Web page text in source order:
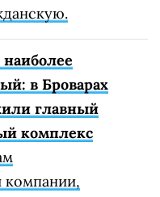
в Броварах
главный
комплекс
компании,